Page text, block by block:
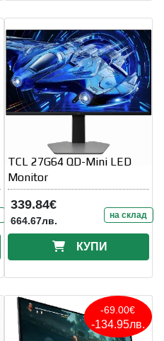
TCL 27G64 QD-Mini LED
Monitor
339.84€
664.67лв. на склад
КУПИ
-69.00€
-134.95лв.